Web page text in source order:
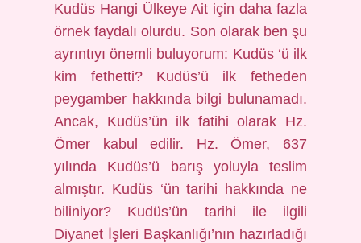
Kudüs Hangi Ülkeye Ait için daha fazla
örnek faydalı olurdu. Son olarak ben şu
ayrıntıyı önemli buluyorum: Kudüs ‘ü ilk
kim fethetti? Kudüs’ü ilk fetheden
peygamber hakkında bilgi bulunamadı.
Ancak, Kudüs’ün ilk fatihi olarak Hz.
Ömer kabul edilir. Hz. Ömer, 637
yılında Kudüs’ü barış yoluyla teslim
almıştır. Kudüs ‘ün tarihi hakkında ne
biliniyor? Kudüs’ün tarihi ile ilgili
Diyanet İşleri Başkanlığı’nın hazırladığı